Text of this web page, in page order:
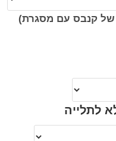
קנבס עם מסגרת)
לתלייה